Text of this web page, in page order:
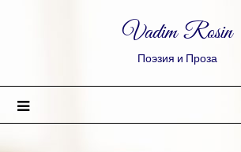
Vadim Rosin
Поэзия и Проза